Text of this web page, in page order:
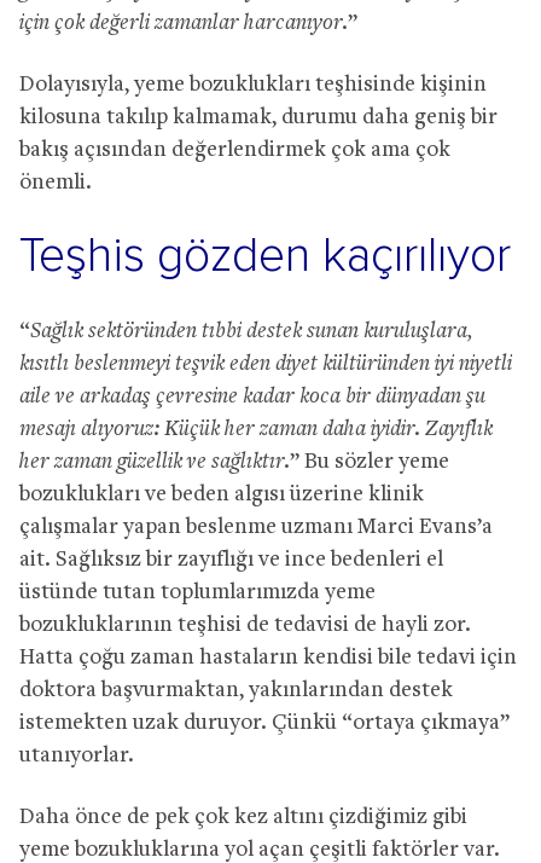
için çok değerli zamanlar harcanıyor.”
Dolayısıyla, yeme bozuklukları teşhisinde kişinin
kilosuna takılıp kalmamak, durumu daha geniş bir
bakış açısından değerlendirmek çok ama çok
önemli.
Teşhis gözden kaçırılıyor
“Sağlık sektöründen tıbbi destek sunan kuruluşlara,
kısıtlı beslenmeyi teşvik eden diyet kültüründen iyi niyetli
aile ve arkadaş çevresine kadar koca bir dünyadan şu
mesajı alıyoruz: Küçük her zaman daha iyidir. Zayıflık
her zaman güzellik ve sağlıktır.” Bu sözler yeme
bozuklukları ve beden algısı üzerine klinik
çalışmalar yapan beslenme uzmanı Marci Evans’a
ait. Sağlıksız bir zayıflığı ve ince bedenleri el
üstünde tutan toplumlarımızda yeme
bozukluklarının teşhisi de tedavisi de hayli zor.
Hatta çoğu zaman hastaların kendisi bile tedavi için
doktora başvurmaktan, yakınlarından destek
istemekten uzak duruyor. Çünkü “ortaya çıkmaya”
utanıyorlar.
Daha önce de pek çok kez altını çizdiğimiz gibi
yeme bozukluklarına yol açan çeşitli faktörler var.